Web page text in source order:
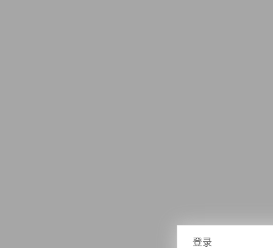
登录